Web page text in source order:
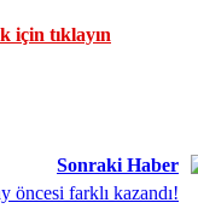
için tıklayın
Sonraki Haber
öncesi farklı kazandı!